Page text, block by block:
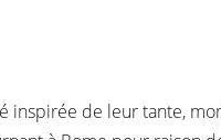
inspirée de leur tante,